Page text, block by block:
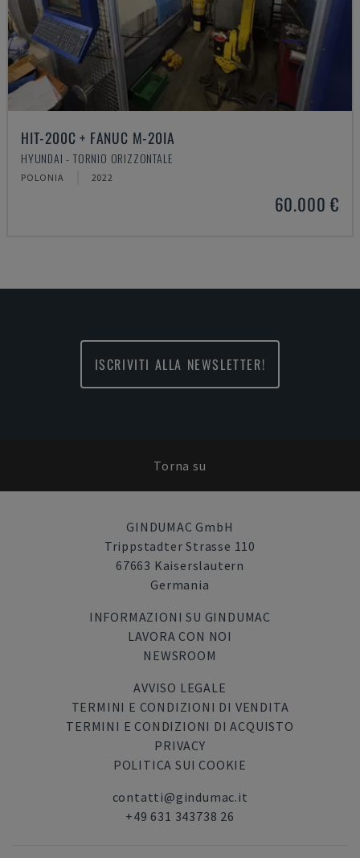
HIT-200C + FANUC M-20IA
HYUNDAI - TORNIO ORIZZONTALE
POLONIA 2022
60.000 €
ISCRIVITI ALLA NEWSLETTER!
Torna su
GINDUMAC GmbH
Trippstadter Strasse 110
67663 Kaiserslautern
Germania
INFORMAZIONI SU GINDUMAC
LAVORA CON NOI
NEWSROOM
AVVISO LEGALE
TERMINI E CONDIZIONI DI VENDITA
TERMINI E CONDIZIONI DI ACQUISTO
PRIVACY
POLITICA SUI COOKIE
contatti@gindumac.it
+49 631 343738 26